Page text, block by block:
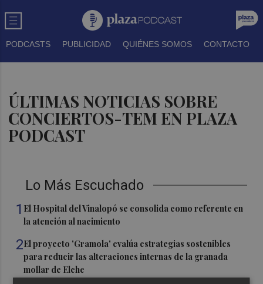
PODCASTS PUBLICIDAD QUIÉNES SOMOS CONTACTO
ÚLTIMAS NOTICIAS SOBRE
CONCIERTOS-TEM EN PLAZA
PODCAST
Lo Más Escuchado
1 El Hospital del Vinalopó se consolida como referente en
la atención al nacimiento
2El proyecto 'Gramola' evalúa estrategias sostenibles
para reducir las alteraciones internas de la granada
mollar de Elche